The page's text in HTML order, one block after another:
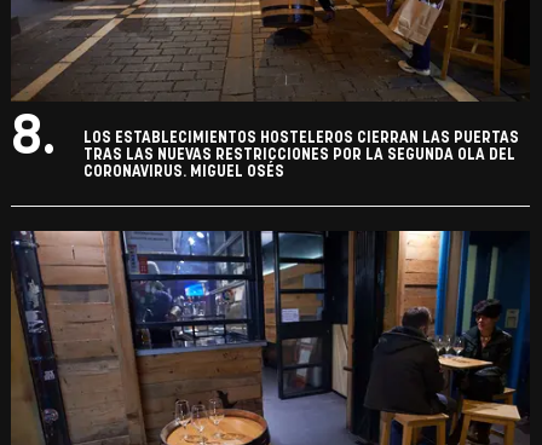
8.
LOS ESTABLECIMIENTOS HOSTELEROS CIERRAN LAS PUERTAS
TRAS LAS NUEVAS RESTRICCIONES POR LA SEGUNDA OLA DEL
CORONAVIRUS. MIGUEL OSÉS